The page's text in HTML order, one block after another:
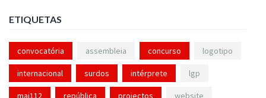
ETIQUETAS
convocatória assembleia concurso logotipo
internacional surdos intérprete lgp
mai112 república projectos website